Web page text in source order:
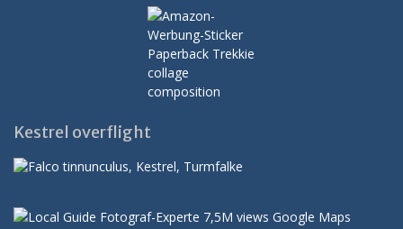
Kestrel overflight